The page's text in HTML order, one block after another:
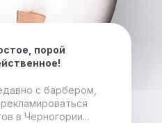
порой
с барбером,
в Черногории...